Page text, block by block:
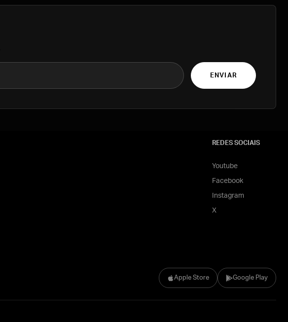
ENVIAR
Apple Store Google Play
REDES SOCIAIS
Youtube
Facebook
Instagram
X